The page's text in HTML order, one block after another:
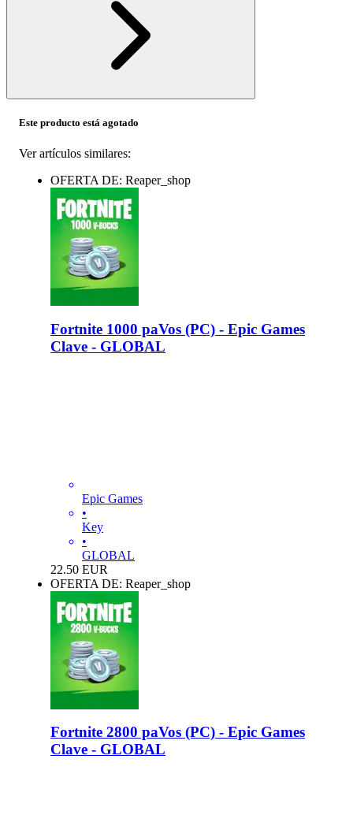
Este producto está agotado
Ver artículos similares:
OFERTA DE: Reaper_shop
Fortnite 1000 paVos (PC) - Epic Games
Clave - GLOBAL
Epic Games
•
Key
•
GLOBAL
22.50 EUR
OFERTA DE: Reaper_shop
Fortnite 2800 paVos (PC) - Epic Games
Clave - GLOBAL